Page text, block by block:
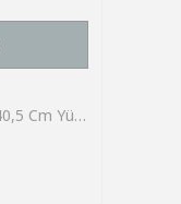
Eglo 901112 "FIORANA" 140,5 Cm Yüksekliğinde Çelik Köşe Lambası Lambader